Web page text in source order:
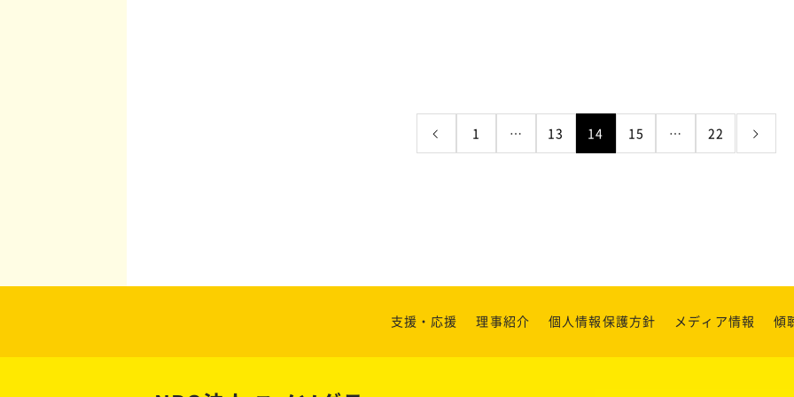
1 … 13 14 15 … 22
支援・応援 理事紹介 個人情報保護方針 メディア情報 傾